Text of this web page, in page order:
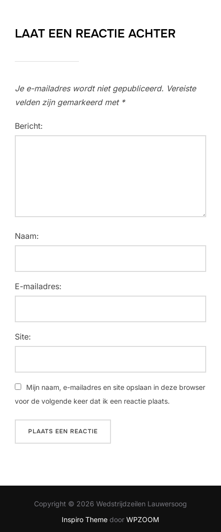
LAAT EEN REACTIE ACHTER
Je e-mailadres wordt niet gepubliceerd. Vereiste
velden zijn gemarkeerd met *
Bericht:
Naam:
E-mailadres:
Site:
Mijn naam, e-mailadres en site opslaan in deze browser
voor de volgende keer dat ik een reactie plaats.
Copyright © 2026 Wedstrijdzeilen Lauwersoog
Inspiro Theme door WPZOOM